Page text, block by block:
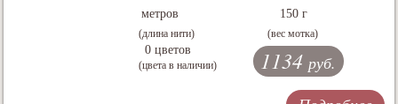
метров
(длина нити)
150 г
(вес мотка)
0 цветов
(цвета в наличии) 1134 руб.